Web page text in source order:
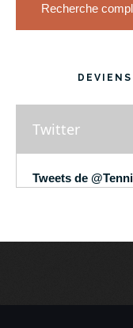
Recherche
Twitter
Tweets de